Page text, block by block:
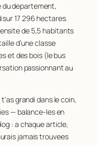
du departement,
17 296 hectares.
de 5,5 habitants
d’une classe
et des bois (le bus
passionnant au
grandi dans le coin,
— balance-les en
: a chaque article,
jamais trouvees